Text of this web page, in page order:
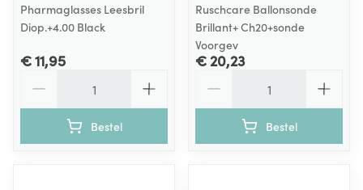
Pharmaglasses Leesbril
Diop.+4.00 Black
€ 11,95
Bestel
Ruschcare Ballonsonde
Brillant+ Ch20+sonde
Voorgev
€ 20,23
Bestel